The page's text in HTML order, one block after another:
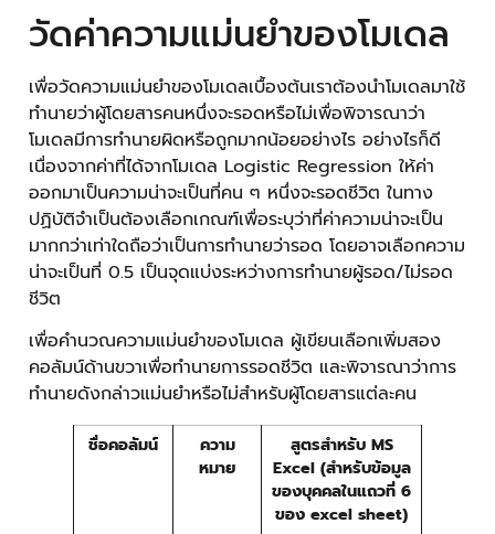
วัดค่าความแม่นยำของโมเดล
เพื่อวัดความแม่นยำของโมเดลเบื้องต้นเราต้องนำโมเดลมาใช้
ทำนายว่าผู้โดยสารคนหนึ่งจะรอดหรือไม่เพื่อพิจารณาว่า
โมเดลมีการทำนายผิดหรือถูกมากน้อยอย่างไร อย่างไรก็ดี
เนื่องจากค่าที่ได้จากโมเดล Logistic Regression ให้ค่า
ออกมาเป็นความน่าจะเป็นที่คน ๆ หนึ่งจะรอดชีวิต ในทาง
ปฏิบัติจำเป็นต้องเลือกเกณฑ์เพื่อระบุว่าที่ค่าความน่าจะเป็น
มากกว่าเท่าใดถือว่าเป็นการทำนายว่ารอด โดยอาจเลือกความ
น่าจะเป็นที่ 0.5 เป็นจุดแบ่งระหว่างการทำนายผู้รอด/ไม่รอด
ชีวิต
เพื่อคำนวณความแม่นยำของโมเดล ผู้เขียนเลือกเพิ่มสอง
คอลัมน์ด้านขวาเพื่อทำนายการรอดชีวิต และพิจารณาว่าการ
ทำนายดังกล่าวแม่นยำหรือไม่สำหรับผู้โดยสารแต่ละคน
ชื่อคอลัมน์
ความ
หมาย
สูตรสำหรับ MS
Excel (สำหรับข้อมูล
ของบุคคลในแถวที่ 6
ของ excel sheet)